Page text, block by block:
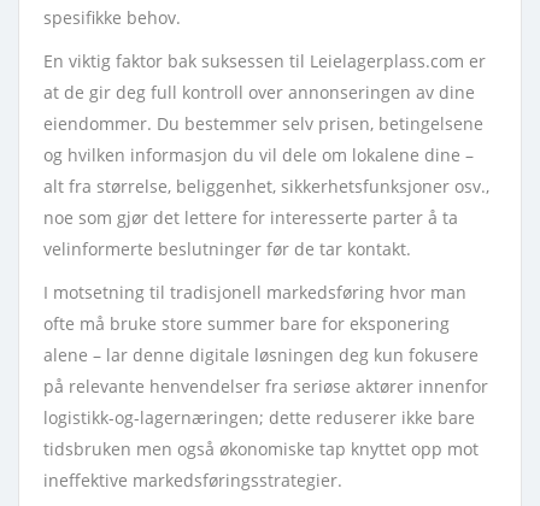
spesifikke behov.
En viktig faktor bak suksessen til Leielagerplass.com er
at de gir deg full kontroll over annonseringen av dine
eiendommer. Du bestemmer selv prisen, betingelsene
og hvilken informasjon du vil dele om lokalene dine –
alt fra størrelse, beliggenhet, sikkerhetsfunksjoner osv.,
noe som gjør det lettere for interesserte parter å ta
velinformerte beslutninger før de tar kontakt.
I motsetning til tradisjonell markedsføring hvor man
ofte må bruke store summer bare for eksponering
alene – lar denne digitale løsningen deg kun fokusere
på relevante henvendelser fra seriøse aktører innenfor
logistikk-og-lagernæringen; dette reduserer ikke bare
tidsbruken men også økonomiske tap knyttet opp mot
ineffektive markedsføringsstrategier.